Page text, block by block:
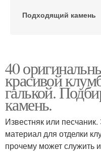
Подходящий камень
Цветочная клумба
Клумбы из камней
40
красивой
галькой.
камень.
Известняк или
материал для отделки
прочему может служить